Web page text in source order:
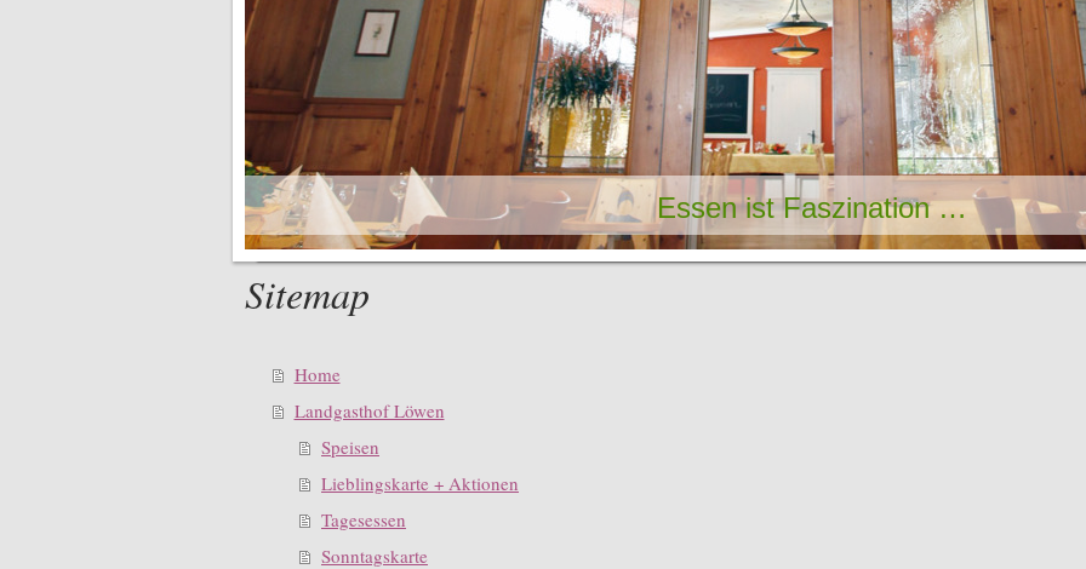
Essen ist Faszination …
Sitemap
Home
Landgasthof Löwen
Speisen
Lieblingskarte + Aktionen
Tagesessen
Sonntagskarte